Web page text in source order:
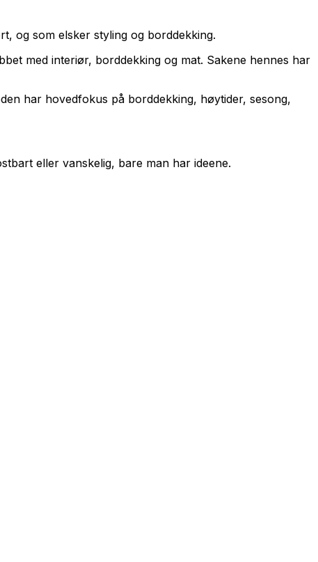
og som elsker styling og borddekking.
med interiør, borddekking og mat. Sakene hennes har
har hovedfokus på borddekking, høytider, sesong,
eller vanskelig, bare man har ideene.